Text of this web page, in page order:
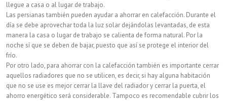
llegue a casa o al lugar de trabajo.
Las persianas también pueden ayudar a ahorrar en calefacción. Durante el
día se debe aprovechar toda la luz solar dejándolas levantadas, de esta
manera la casa o lugar de trabajo se calienta de forma natural. Por la
noche sí que se deben de bajar, puesto que así se protege el interior del
frío.
Por otro lado, para ahorrar con la calefacción también es importante cerrar
aquellos radiadores que no se utilicen, es decir, si hay alguna habitación
que no se use es mejor cerrar la llave del radiador y cerrar la puerta, el
ahorro energético será considerable. Tampoco es recomendable cubrir los